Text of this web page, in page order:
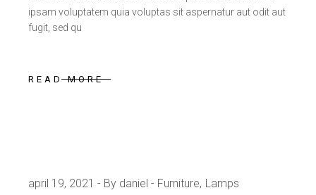
ipsam voluptatem quia voluptas sit aspernatur aut odit aut
fugit, sed qu
READ MORE
april 19, 2021 By daniel Furniture Lamps